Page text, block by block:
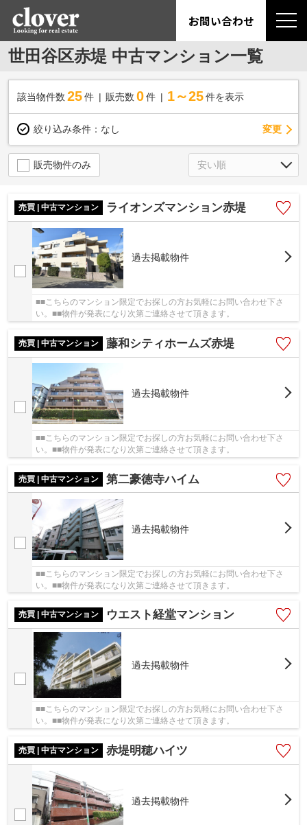
お問い合わせ
世田谷区赤堤 中古マンション一覧
該当物件数 25件 販売数 0 件 1～25 件を表示
絞り込み条件： なし 変更
販売物件のみ
売買 | 中古マンション ライオンズマンション赤堤
過去掲載物件
■■こちらのマンション限定でお探しの方お気軽にお問い合わせ下さ
い。■■物件が発表になり次第ご連絡させて頂きます。
売買 | 中古マンション 藤和シティホームズ赤堤
過去掲載物件
■■こちらのマンション限定でお探しの方お気軽にお問い合わせ下さ
い。■■物件が発表になり次第ご連絡させて頂きます。
売買 | 中古マンション 第二豪徳寺ハイム
過去掲載物件
■■こちらのマンション限定でお探しの方お気軽にお問い合わせ下さ
い。■■物件が発表になり次第ご連絡させて頂きます。
売買 | 中古マンション ウエスト経堂マンション
過去掲載物件
■■こちらのマンション限定でお探しの方お気軽にお問い合わせ下さ
い。■■物件が発表になり次第ご連絡させて頂きます。
売買 | 中古マンション 赤堤明穂ハイツ
過去掲載物件